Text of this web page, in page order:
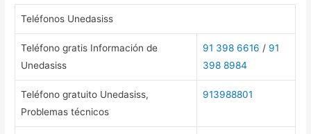
Teléfonos Unedasiss
Teléfono gratis Información de
Unedasiss
91 398 6616 / 91
398 8984
Teléfono gratuito Unedasiss,
Problemas técnicos
913988801